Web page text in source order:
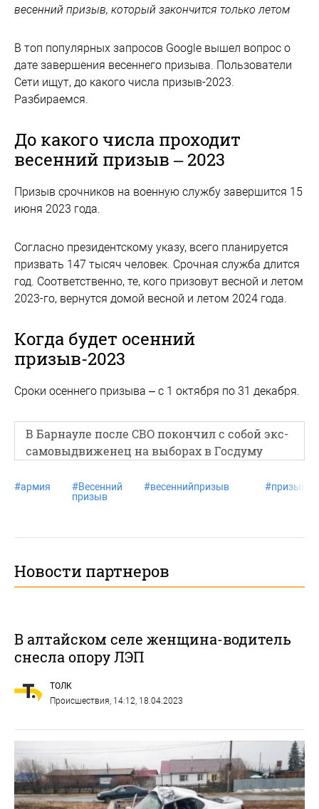
весенний призыв, который закончится только летом
В топ популярных запросов Google вышел вопрос о
дате завершения весеннего призыва. Пользователи
Сети ищут, до какого числа призыв-2023.
Разбираемся.
До какого числа проходит
весенний призыв – 2023
Призыв срочников на военную службу завершится 15
июня 2023 года.
Согласно президентскому указу, всего планируется
призвать 147 тысяч человек. Срочная служба длится
год. Соответственно, те, кого призовут весной и летом
2023-го, вернутся домой весной и летом 2024 года.
Когда будет осенний
призыв-2023
Сроки осеннего призыва – с 1 октября по 31 декабря.
В Барнауле после СВО покончил с собой экс-
самовыдвиженец на выборах в Госдуму
#армия #Весенний
призыв
#весеннийпризыв #призыв
Новости партнеров
В алтайском селе женщина-водитель
снесла опору ЛЭП
ТОЛК
Происшествия, 14:12, 18.04.2023